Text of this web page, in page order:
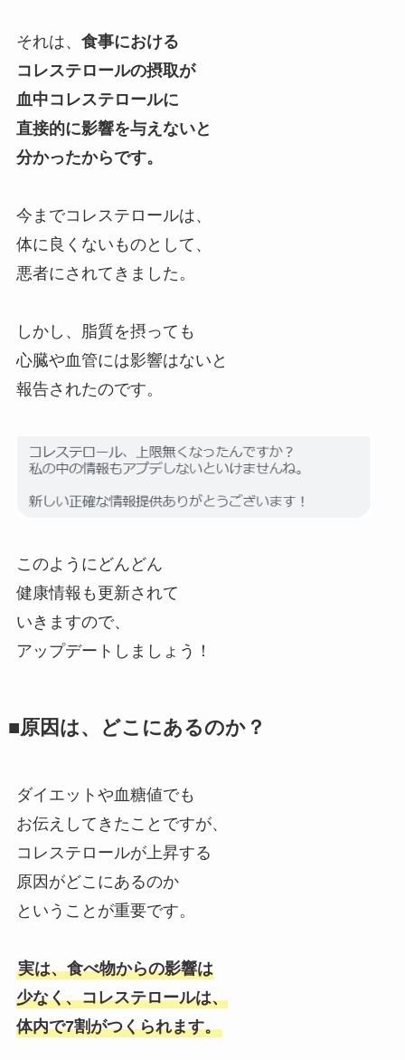
それは、 食事における
コレステロールの摂取が
血中コレステロールに
直接的に影響を与えないと
分かったからです。
今までコレステロールは、
体に良くないものとして、
悪者にされてきました。
しかし、脂質を摂っても
心臓や血管には影響はないと
報告されたのです。
このようにどんどん
健康情報も更新されて
いきますので、
アップデートしましょう！
■原因は、どこにあるのか？
ダイエットや血糖値でも
お伝えしてきたことですが、
コレステロールが上昇する
原因がどこにあるのか
ということが重要です。
実は、食べ物からの影響は
少なく、コレステロールは、
体内で7割がつくられます。